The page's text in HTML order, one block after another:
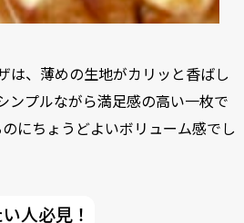
は、薄めの生地がカリッと香ばし
ンプルながら満足感の高い一枚で
にちょうどよいボリューム感でし
人必見！